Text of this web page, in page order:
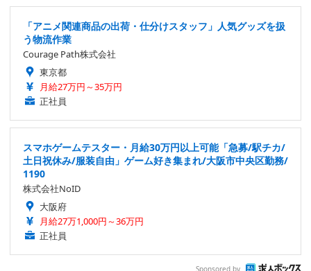
「アニメ関連商品の出荷・仕分けスタッフ」人気グッズを扱
う物流作業
Courage Path株式会社
東京都
月給27万円～35万円
正社員
スマホゲームテスター・月給30万円以上可能「急募/駅チカ/
土日祝休み/服装自由」ゲーム好き集まれ/大阪市中央区勤務/
1190
株式会社NoID
大阪府
月給27万1,000円～36万円
正社員
Sponsored by